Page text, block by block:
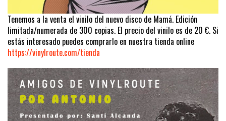
Tenemos a la venta el vinilo del nuevo disco de Mamá. Edición
limitada/numerada de 300 copias. El precio del vinilo es de 20 €. Si
estás interesado puedes comprarlo en nuestra tienda online
https://vinylroute.com/tienda